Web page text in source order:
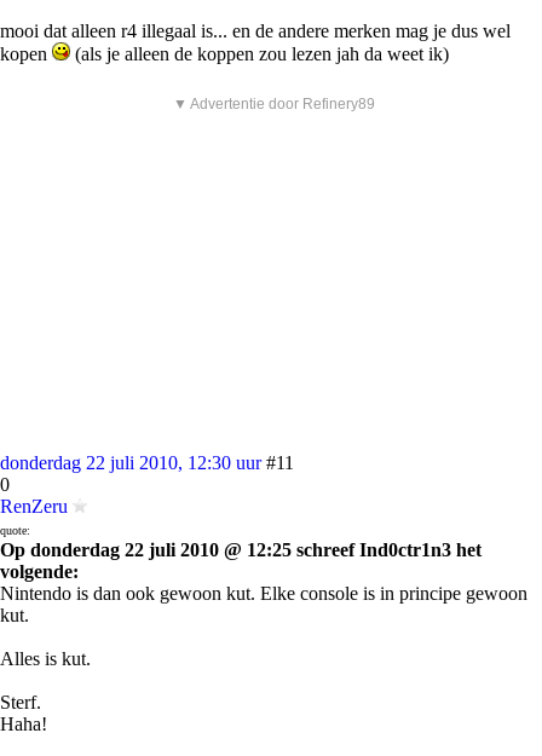
mooi dat alleen r4 illegaal is... en de andere merken mag je dus wel
kopen
(als je alleen de koppen zou lezen jah da weet ik)
▼ Advertentie door Refinery89
donderdag 22 juli 2010, 12:30 uur #11
0
RenZeru
quote:
Op donderdag 22 juli 2010 @ 12:25 schreef Ind0ctr1n3 het
volgende:
Nintendo is dan ook gewoon kut. Elke console is in principe gewoon
kut.
Alles is kut.
Sterf.
Haha!